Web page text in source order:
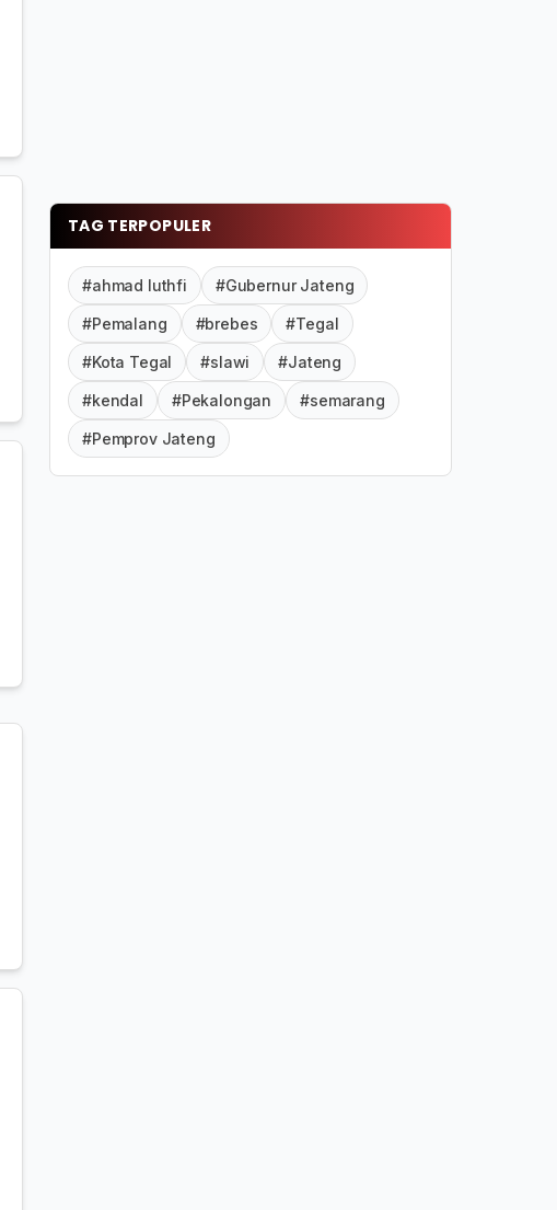
TAG TERPOPULER
#ahmad luthfi #Gubernur Jateng
#Pemalang #brebes #Tegal
#Kota Tegal #slawi #Jateng
#kendal #Pekalongan #semarang
#Pemprov Jateng